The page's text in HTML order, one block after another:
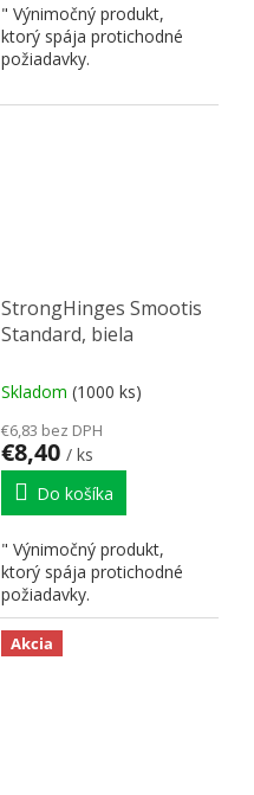
" Výnimočný produkt,
ktorý spája protichodné
požiadavky.
StrongHinges Smootis
Standard, biela
Skladom (1000 ks)
€6,83 bez DPH
€8,40 / ks
Do košíka
" Výnimočný produkt,
ktorý spája protichodné
požiadavky.
Akcia